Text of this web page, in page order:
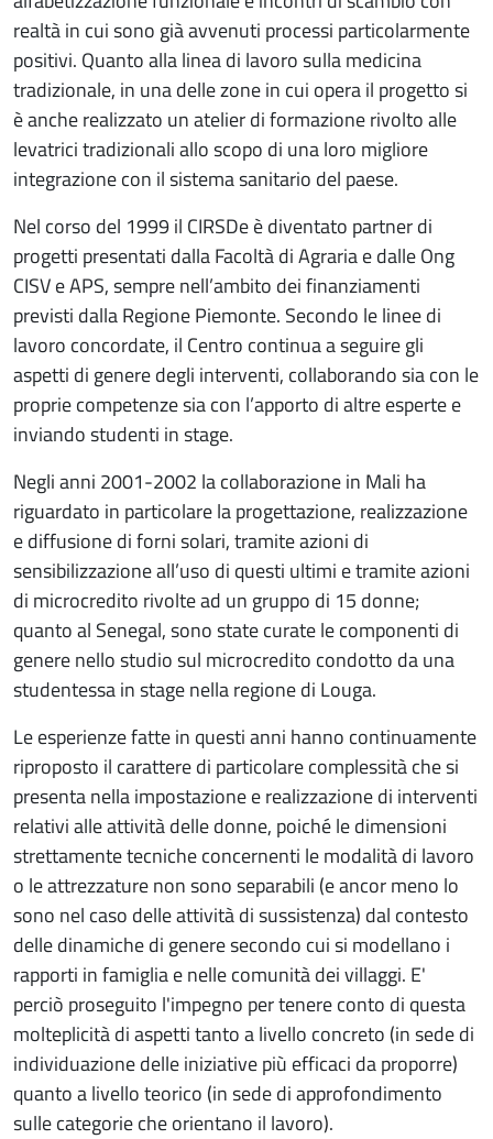
realtà in cui sono già avvenuti processi particolarmente
positivi. Quanto alla linea di lavoro sulla medicina
tradizionale, in una delle zone in cui opera il progetto si
è anche realizzato un atelier di formazione rivolto alle
levatrici tradizionali allo scopo di una loro migliore
integrazione con il sistema sanitario del paese.
Nel corso del 1999 il CIRSDe è diventato partner di
progetti presentati dalla Facoltà di Agraria e dalle Ong
CISV e APS, sempre nell’ambito dei finanziamenti
previsti dalla Regione Piemonte. Secondo le linee di
lavoro concordate, il Centro continua a seguire gli
aspetti di genere degli interventi, collaborando sia con le
proprie competenze sia con l’apporto di altre esperte e
inviando studenti in stage.
Negli anni 2001-2002 la collaborazione in Mali ha
riguardato in particolare la progettazione, realizzazione
e diffusione di forni solari, tramite azioni di
sensibilizzazione all’uso di questi ultimi e tramite azioni
di microcredito rivolte ad un gruppo di 15 donne;
quanto al Senegal, sono state curate le componenti di
genere nello studio sul microcredito condotto da una
studentessa in stage nella regione di Louga.
Le esperienze fatte in questi anni hanno continuamente
riproposto il carattere di particolare complessità che si
presenta nella impostazione e realizzazione di interventi
relativi alle attività delle donne, poiché le dimensioni
strettamente tecniche concernenti le modalità di lavoro
o le attrezzature non sono separabili (e ancor meno lo
sono nel caso delle attività di sussistenza) dal contesto
delle dinamiche di genere secondo cui si modellano i
rapporti in famiglia e nelle comunità dei villaggi. E'
perciò proseguito l'impegno per tenere conto di questa
molteplicità di aspetti tanto a livello concreto (in sede di
individuazione delle iniziative più efficaci da proporre)
quanto a livello teorico (in sede di approfondimento
sulle categorie che orientano il lavoro).